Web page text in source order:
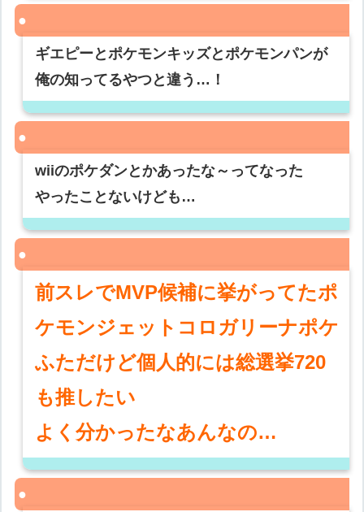
ギエピーとポケモンキッズとポケモンパンが
俺の知ってるやつと違う…！
wiiのポケダンとかあったな～ってなった
やったことないけども…
前スレでMVP候補に挙がってたポ
ケモンジェットコロガリーナポケ
ふただけど個人的には総選挙720
も推したい
よく分かったなあんなの…